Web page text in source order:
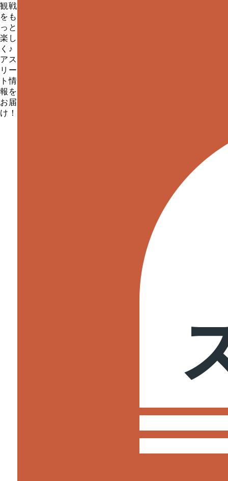
観戦
をも
っと
楽し
く♪
アス
リー
ト情
報を
お届
け！